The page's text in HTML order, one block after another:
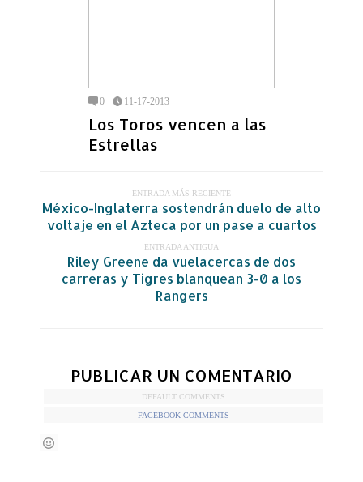
0 11-17-2013
Los Toros vencen a las
Estrellas
ENTRADA MÁS RECIENTE
México-Inglaterra sostendrán duelo de alto
voltaje en el Azteca por un pase a cuartos
ENTRADA ANTIGUA
Riley Greene da vuelacercas de dos
carreras y Tigres blanquean 3-0 a los
Rangers
PUBLICAR UN COMENTARIO
DEFAULT COMMENTS
FACEBOOK COMMENTS